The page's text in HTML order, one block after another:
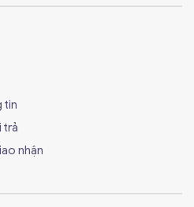
ưu, duy trì hiệu suất hoạt
cường lực là sự lựa chọn
sở hữu một bộ case đẹp,
để xây dựng dàn PC ấn
tin
trả
nhận